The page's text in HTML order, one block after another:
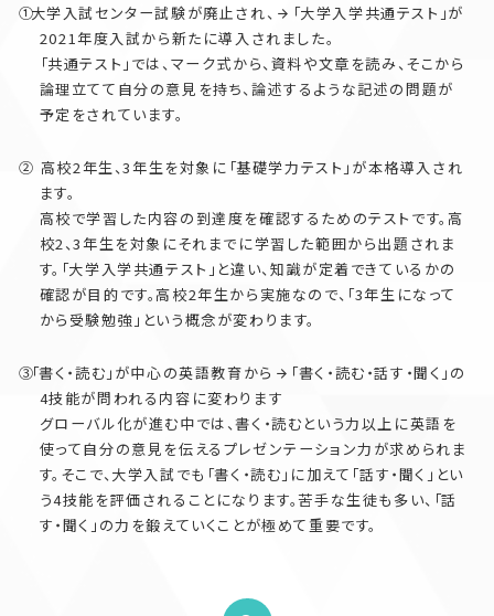
大学入試センター試験が廃止され、
「大学入学共通テスト」が
2021年度入試から新たに導入されました。
「共通テスト」では、マーク式から、資料や文章を読み、そこから
論理立てて自分の意見を持ち、論述するような記述の問題が
予定をされています。
高校2年生、3年生を対象に「基礎学力テスト」が本格導入され
ます。
高校で学習した内容の到達度を確認するためのテストです。高
校2、3年生を対象にそれまでに学習した範囲から出題されま
す。「大学入学共通テスト」と違い、知識が定着できているかの
確認が目的です。高校2年生から実施なので、「3年生になって
から受験勉強」という概念が変わります。
「書く・読む」が中心の英語教育から
「書く・読む・話す・聞く」の
4技能が問われる内容に変わります
グローバル化が進む中では、書く・読むという力以上に英語を
使って自分の意見を伝えるプレゼンテーション力が求められま
す。そこで、大学入試でも「書く・読む」に加えて「話す・聞く」とい
う4技能を評価されることになります。苦手な生徒も多い、「話
す・聞く」の力を鍛えていくことが極めて重要です。